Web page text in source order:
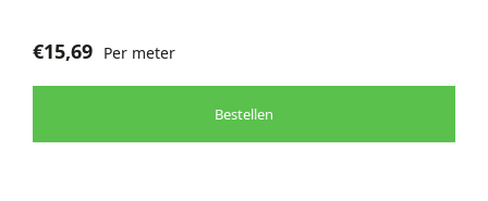
€15,69 Per meter
Bestellen